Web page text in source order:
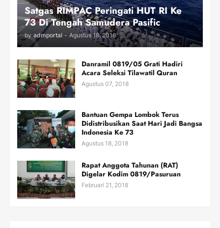
Satgas RIMPAC Peringati HUT RI Ke
73 Di Tengah Samudera Pasific
by admportal - Agustus 18, 2018
Danramil 0819/05 Grati Hadiri
Acara Seleksi Tilawatil Quran
Agustus 07, 2018
Bantuan Gempa Lombok Terus
Didistribusikan Saat Hari Jadi Bangsa
Indonesia Ke 73
Agustus 18, 2018
Rapat Anggota Tahunan (RAT)
Digelar Kodim 0819/Pasuruan
Februari 21, 2018